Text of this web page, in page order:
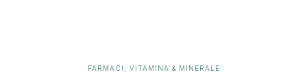
FARMACI VITAMINA & MINERALE